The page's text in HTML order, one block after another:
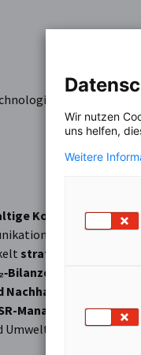
und
Kommunikation
die
strategische
Management und
Umweltökonomie
Wir nutzen
uns helfen,
Weitere